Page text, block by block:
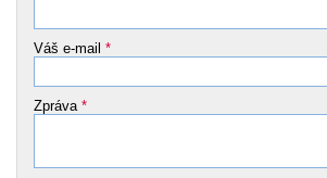
Váš e-mail *
Zpráva *